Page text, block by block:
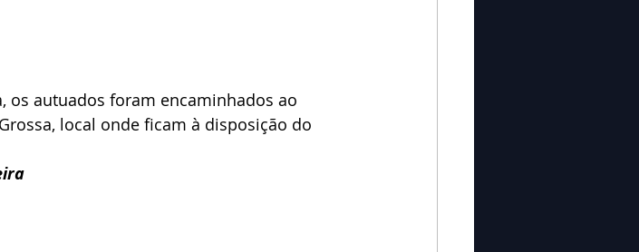
os autuados foram encaminhados ao
local onde ficam à disposição do